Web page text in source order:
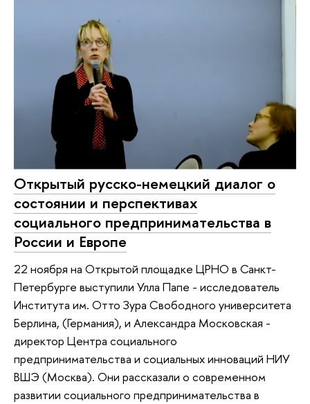
Открытый русско-немецкий диалог о
состоянии и перспективах
социального предпринимательства в
России и Европе
22 ноября на Открытой площадке ЦРНО в Санкт-
Петербурге выступили Улла Папе - исследователь
Института им. Отто Зура Свободного университета
Берлина, (Германия), и Александра Московская -
директор Центра социального
предпринимательства и социальных инноваций НИУ
ВШЭ (Москва). Они рассказали о современном
развитии социального предпринимательства в